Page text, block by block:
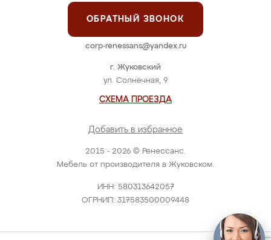
2015 - 2026 © Ренессанс.
Мебель от производителя в Жуковском.
ИНН: 580313642057
ОГРНИП: 317583500009448
г. Жуковский
ул. Солнечная, 9
СХЕМА ПРОЕЗДА
Добавить в избранное
ОБРАТНЫЙ ЗВОНОК
corp-renessans@yandex.ru